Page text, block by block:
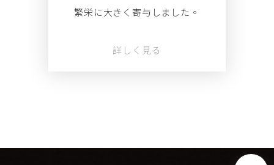
栄に⼤きく寄与しました。